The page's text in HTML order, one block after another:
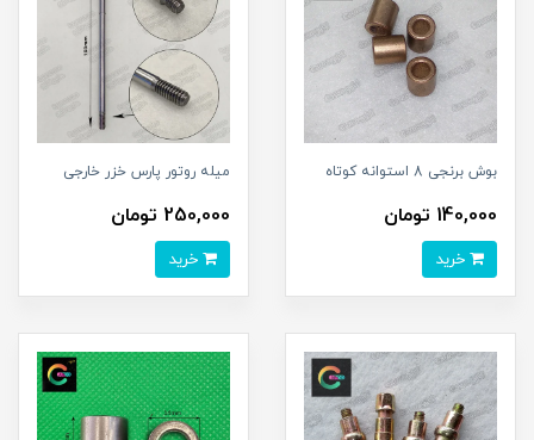
بوش برنجی 8 استوانه کوتاه
140,000 تومان
میله روتور پارس خزر خارجی
250,000 تومان